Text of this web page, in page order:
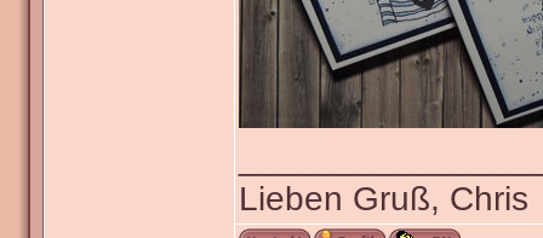
Lieben Gruß, Chris